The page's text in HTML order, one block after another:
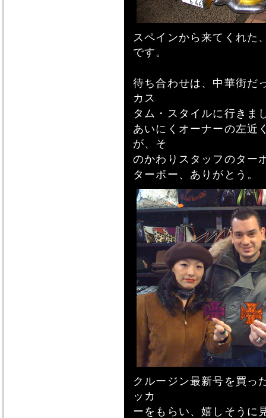
スペインから来てくれた
です。
待ち合わせは、中華街だ
カス
タム・スタイルに行きま
あいにくオーナーの左近
が、そ
のかわりスタッフのター
ターボー、ありがとう。
クルージン最新号を買っ
ッカ
ーをもらい、嬉しそうに